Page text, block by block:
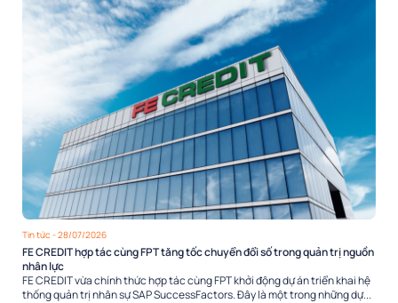
Tin tức - 28/07/2026
FE CREDIT hợp tác cùng FPT tăng tốc chuyển đổi số trong quản trị nguồn
nhân lực
FE CREDIT vừa chính thức hợp tác cùng FPT khởi động dự án triển khai hệ
thống quản trị nhân sự SAP SuccessFactors. Đây là một trong những dự...